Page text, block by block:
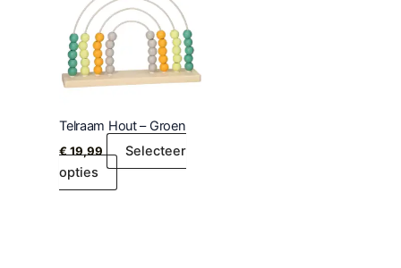
Telraam Hout – Groen
€19,99
Selecteer
opties